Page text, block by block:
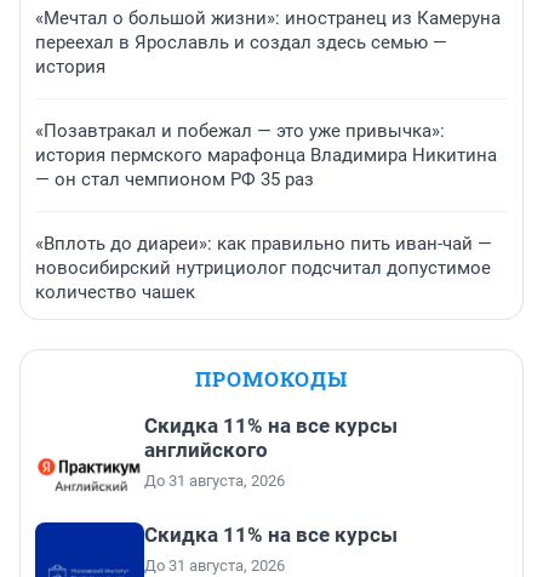
«Мечтал о большой жизни»: иностранец из Камеруна
переехал в Ярославль и создал здесь семью —
история
«Позавтракал и побежал — это уже привычка»:
история пермского марафонца Владимира Никитина
— он стал чемпионом РФ 35 раз
«Вплоть до диареи»: как правильно пить иван-чай —
новосибирский нутрициолог подсчитал допустимое
количество чашек
ПРОМОКОДЫ
Скидка 11% на все курсы
английского
До 31 августа, 2026
Скидка 11% на все курсы
До 31 августа, 2026